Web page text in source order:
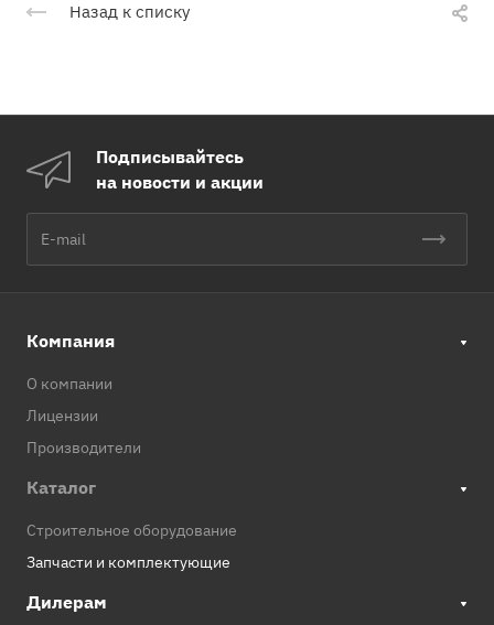
Назад к списку
Подписывайтесь
на новости и акции
Компания
О компании
Лицензии
Производители
Каталог
Строительное оборудование
Запчасти и комплектующие
Дилерам